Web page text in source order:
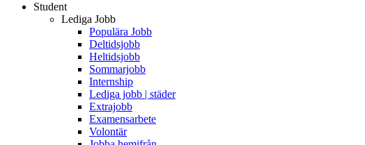
Student
Lediga Jobb
Populära Jobb
Deltidsjobb
Heltidsjobb
Sommarjobb
Internship
Lediga jobb | städer
Extrajobb
Examensarbete
Volontär